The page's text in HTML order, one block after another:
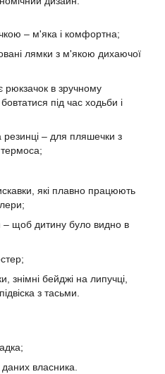
– м'яка і комфортна;
лямки з м'якою дихаючої
рюкзачок в зручному
під час ходьби і
резинці – для пляшечки з
які плавно працюють
– щоб дитину було видно в
знімні бейджі на липучці,
з тасьми.
власника.